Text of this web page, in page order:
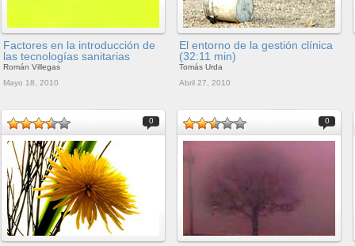
Factores en la introducción de
las tecnologías sanitarias
Román Villegas
Mayo 18, 2010
El entorno de la gestión clínica
(32:11 min)
Tomás Urda
Abril 27, 2010
0 0